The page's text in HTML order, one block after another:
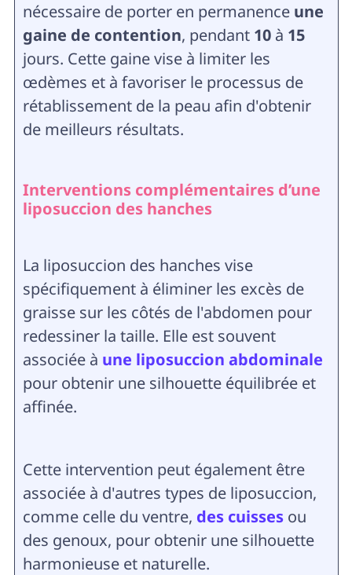
nécessaire de porter en permanence une
gaine de contention, pendant 10à 15
jours. Cette gaine vise à limiter les
œdèmes et à favoriser le processus de
rétablissement de la peau afin d'obtenir
de meilleurs résultats.
Interventions complémentaires d’une
liposuccion des hanches
La liposuccion des hanches vise
spécifiquement à éliminer les excès de
graisse sur les côtés de l'abdomen pour
redessiner la taille. Elle est souvent
associée à une liposuccion abdominale
pour obtenir une silhouette équilibrée et
affinée.
Cette intervention peut également être
associée à d'autres types de liposuccion,
comme celle du ventre, des cuissesou
des genoux, pour obtenir une silhouette
harmonieuse et naturelle.